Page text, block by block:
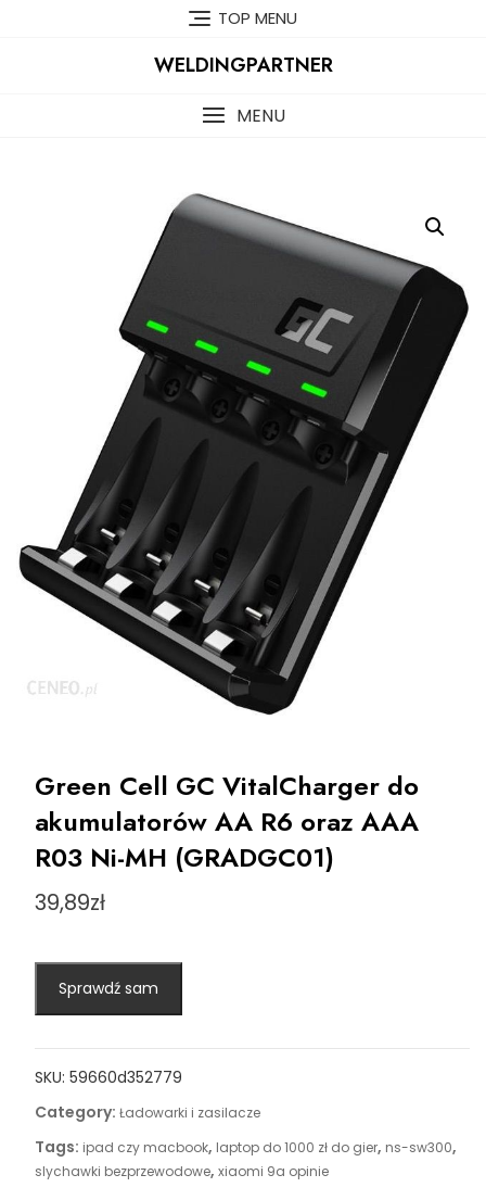
TOP MENU
WELDINGPARTNER
MENU
Green Cell GC VitalCharger do
akumulatorów AA R6 oraz AAA
R03 Ni-MH (GRADGC01)
39,89zł
Sprawdź sam
SKU: 59660d352779
Category: Ładowarki i zasilacze
Tags: ipad czy macbook, laptop do 1000 zł do gier, ns-sw300,
slychawki bezprzewodowe, xiaomi 9a opinie